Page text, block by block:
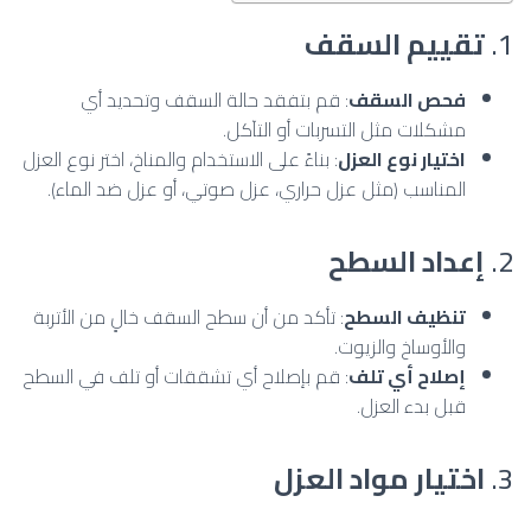
1. تقييم السقف
فحص السقف: قم بتفقد حالة السقف وتحديد أي
مشكلات مثل التسربات أو التآكل.
اختيار نوع العزل: بناءً على الاستخدام والمناخ، اختر نوع العزل
المناسب (مثل عزل حراري، عزل صوتي، أو عزل ضد الماء).
2. إعداد السطح
تنظيف السطح: تأكد من أن سطح السقف خالٍ من الأتربة
والأوساخ والزيوت.
إصلاح أي تلف: قم بإصلاح أي تشققات أو تلف في السطح
قبل بدء العزل.
3. اختيار مواد العزل